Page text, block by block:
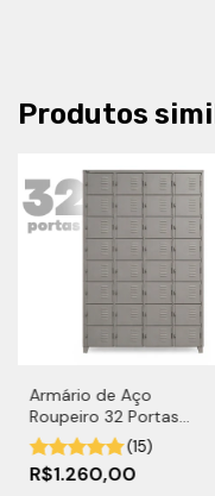
Produtos
Armário de Aço
Roupeiro 32 Portas
Pequenas
(15)
R$1.260,00